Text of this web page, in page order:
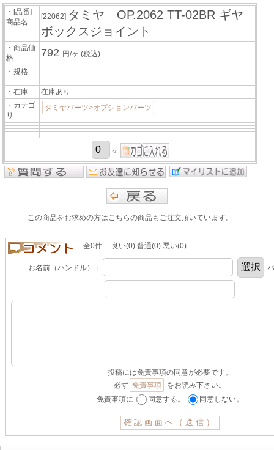
・[品番]
商品名
[22062] タミヤ OP.2062 TT-02BR ギヤ
ボックスジョイント
・商品価
格
792 円/ヶ(税込)
・規格
・在庫
在庫あり
・カテゴ
リ
タミヤパーツ>オプションパーツ
ヶ
この商品をお求めの方はこちらの商品もご注文頂いています。
全0件 良い(0) 普通(0) 悪い(0)
お名前（ハンドル）：
投稿には免責事項の同意が必要です。
必ず 免責事項
をお読み下さい。
免責事項に
同意する。 同意しない。